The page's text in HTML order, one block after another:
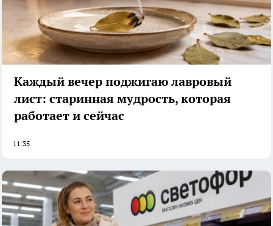
Каждый вечер поджигаю лавровый
лист: старинная мудрость, которая
работает и сейчас
11:35